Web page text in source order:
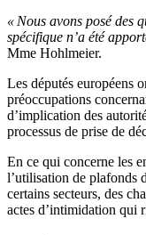
« Nous avons posé des
spécifique n’a été
Mme Hohlmeier.
Les députés européens
préoccupations
d’implication des
processus de prise de
En ce qui concerne les
l’utilisation de plafonds
certains secteurs, des
actes d’intimidation qui